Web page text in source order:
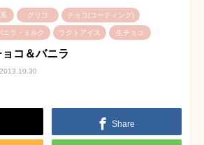
グリコ チョコ(コーティング)
ニラ・ミルク ラクトアイス 生チョコ
コ＆バニラ
Share